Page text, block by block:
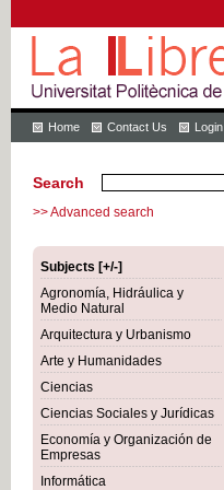
Home Contact Us Login
Search
>> Advanced search
Subjects [+/-]
Agronomía, Hidráulica y
Medio Natural
Arquitectura y Urbanismo
Arte y Humanidades
Ciencias
Ciencias Sociales y Jurídicas
Economía y Organización de
Empresas
Informática